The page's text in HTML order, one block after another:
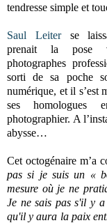
tendresse simple et
Saul Leiterse
prenait la pose
photographes
sorti de sa poche
numérique, et il s’est
ses
photographier. A
abysse…
Cet octogénaire m’a
pas si je suis un «
mesure où je ne
Je ne sais pas s'il y
qu'il y aura la paix